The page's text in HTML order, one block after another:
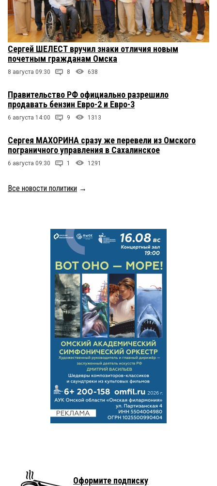
Сергей ШЕЛЕСТ вручил знаки отличия новым
почетным гражданам Омска
8 августа 09:30 8 638
Правительство РФ официально разрешило
продавать бензин Евро-2 и Евро-3
6 августа 14:00 9 1313
Сергея МАХОРИНА сразу же перевели из Омского
пограничного управления в Сахалинское
6 августа 09:30 1 1291
Все новости политики →
Оформите подписку